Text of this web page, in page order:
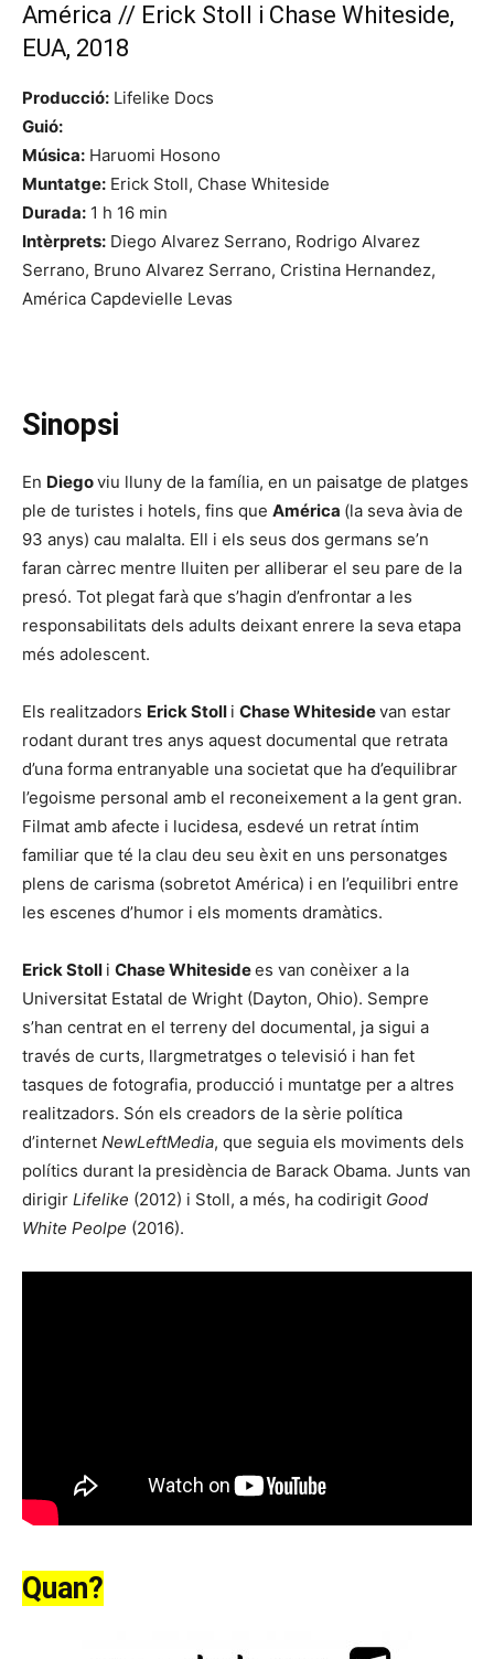
América // Erick Stoll i Chase Whiteside,
EUA, 2018
Producció: Lifelike Docs
Guió:
Música: Haruomi Hosono
Muntatge: Erick Stoll, Chase Whiteside
Durada: 1 h 16 min
Intèrprets: Diego Alvarez Serrano, Rodrigo Alvarez
Serrano, Bruno Alvarez Serrano, Cristina Hernandez,
América Capdevielle Levas
Sinopsi
En Diegoviu lluny de la família, en un paisatge de platges
ple de turistes i hotels, fins que América (la seva àvia de
93 anys) cau malalta. Ell i els seus dos germans se’n
faran càrrec mentre lluiten per alliberar el seu pare de la
presó. Tot plegat farà que s’hagin d’enfrontar a les
responsabilitats dels adults deixant enrere la seva etapa
més adolescent.
Els realitzadors Erick Stoll i Chase Whitesidevan estar
rodant durant tres anys aquest documental que retrata
d’una forma entranyable una societat que ha d’equilibrar
l’egoisme personal amb el reconeixement a la gent gran.
Filmat amb afecte i lucidesa, esdevé un retrat íntim
familiar que té la clau deu seu èxit en uns personatges
plens de carisma (sobretot América) i en l’equilibri entre
les escenes d’humor i els moments dramàtics.
Erick Stoll i Chase Whitesidees van conèixer a la
Universitat Estatal de Wright (Dayton, Ohio). Sempre
s’han centrat en el terreny del documental, ja sigui a
través de curts, llargmetratges o televisió i han fet
tasques de fotografia, producció i muntatge per a altres
realitzadors. Són els creadors de la sèrie política
d’internet NewLeftMedia, que seguia els moviments dels
polítics durant la presidència de Barack Obama. Junts van
dirigir Lifelike (2012) i Stoll, a més, ha codirigit Good
White Peolpe (2016).
Quan?